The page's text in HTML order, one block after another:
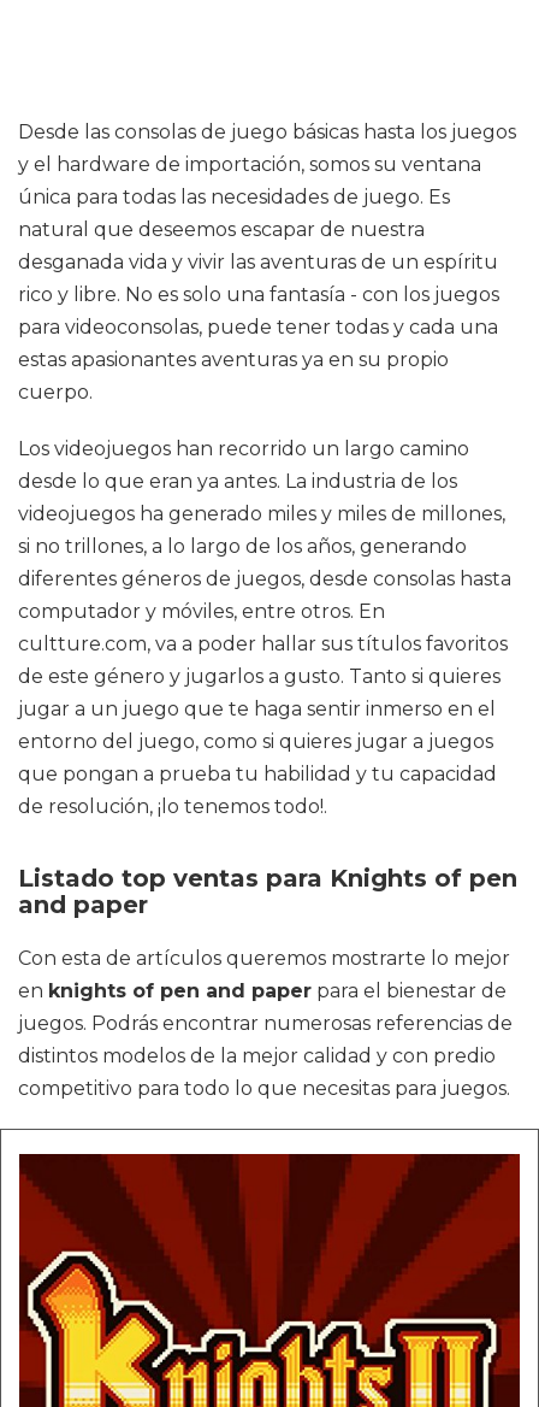
Desde las consolas de juego básicas hasta los juegos
y el hardware de importación, somos su ventana
única para todas las necesidades de juego. Es
natural que deseemos escapar de nuestra
desganada vida y vivir las aventuras de un espíritu
rico y libre. No es solo una fantasía - con los juegos
para videoconsolas, puede tener todas y cada una
estas apasionantes aventuras ya en su propio
cuerpo.
Los videojuegos han recorrido un largo camino
desde lo que eran ya antes. La industria de los
videojuegos ha generado miles y miles de millones,
si no trillones, a lo largo de los años, generando
diferentes géneros de juegos, desde consolas hasta
computador y móviles, entre otros. En
cultture.com, va a poder hallar sus títulos favoritos
de este género y jugarlos a gusto. Tanto si quieres
jugar a un juego que te haga sentir inmerso en el
entorno del juego, como si quieres jugar a juegos
que pongan a prueba tu habilidad y tu capacidad
de resolución, ¡lo tenemos todo!.
Listado top ventas para Knights of pen
and paper
Con esta de artículos queremos mostrarte lo mejor
en knights of pen and paper para el bienestar de
juegos. Podrás encontrar numerosas referencias de
distintos modelos de la mejor calidad y con predio
competitivo para todo lo que necesitas para juegos.